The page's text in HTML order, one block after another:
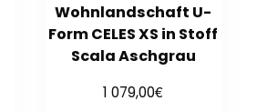
Wohnlandschaft U-
Form CELES XS in Stoff
Scala Aschgrau
1 079,00€